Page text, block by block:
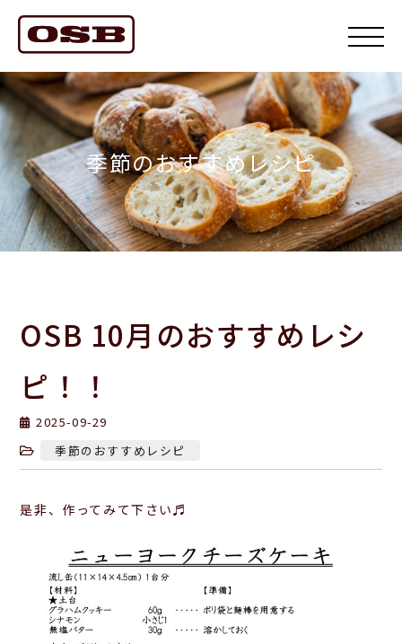
季節のおすすめレシピ
OSB 10月のおすすめレシ
ピ！！
2025-09-29
季節のおすすめレシピ
是非、作ってみて下さい♬